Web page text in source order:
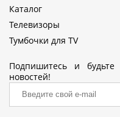
Каталог
Телевизоры
Тумбочки для TV
Подпишитесь и
новостей!